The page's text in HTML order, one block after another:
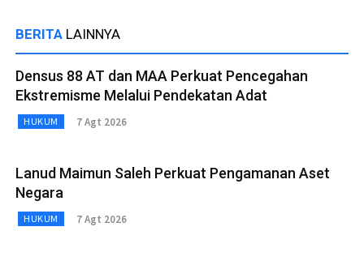
BERITA LAINNYA
Densus 88 AT dan MAA Perkuat Pencegahan
Ekstremisme Melalui Pendekatan Adat
HUKUM 7 Agt 2026
Lanud Maimun Saleh Perkuat Pengamanan Aset
Negara
HUKUM 7 Agt 2026